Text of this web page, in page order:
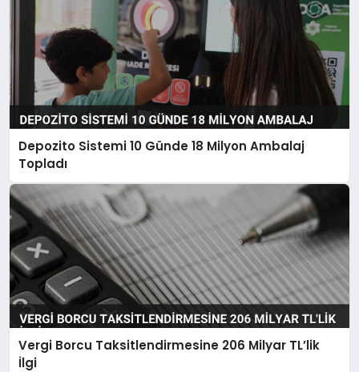
Depozito Sistemi 10 Günde 18 Milyon Ambalaj
Topladı
Vergi Borcu Taksitlendirmesine 206 Milyar TL’lik
İlgi